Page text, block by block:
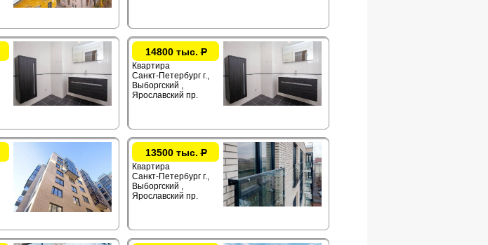
14800 тыс.Р
Квартира
Санкт-Петербург г.,
Выборгский ,
Ярославский пр.
13500 тыс.Р
Квартира
Санкт-Петербург г.,
Выборгский ,
Ярославский пр.